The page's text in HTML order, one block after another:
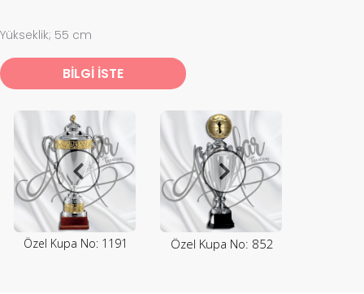
Yükseklik; 55 cm
BİLGİ İSTE
Özel Kupa No: 1191 Özel Kupa No: 852